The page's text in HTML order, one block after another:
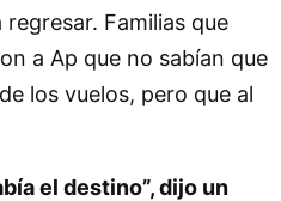
Familias que
a Ap que no sabían que
los vuelos, pero que al
el destino”, dijo un